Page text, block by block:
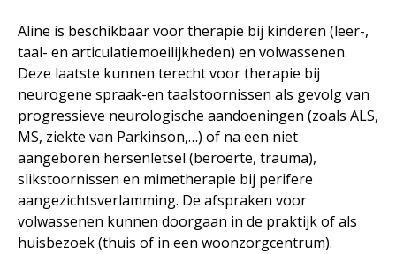
Aline is beschikbaar voor therapie bij kinderen (leer-,
taal- en articulatiemoeilijkheden) en volwassenen.
Deze laatste kunnen terecht voor therapie bij
neurogene spraak-en taalstoornissen als gevolg van
progressieve neurologische aandoeningen (zoals ALS,
MS, ziekte van Parkinson,…) of na een niet
aangeboren hersenletsel (beroerte, trauma),
slikstoornissen en mimetherapie bij perifere
aangezichtsverlamming. De afspraken voor
volwassenen kunnen doorgaan in de praktijk of als
huisbezoek (thuis of in een woonzorgcentrum).